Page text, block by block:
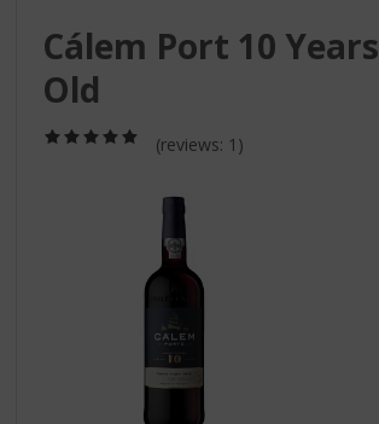
Cálem Port 10 Years
Old
/
(reviews: 1)